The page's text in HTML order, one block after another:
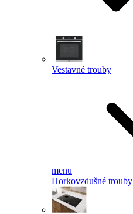
Vestavné trouby
menu
Horkovzdušné trouby